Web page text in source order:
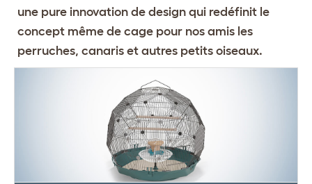
une pure innovation de design qui redéfinit le
concept même de cage pour nos amis les
perruches, canaris et autres petits oiseaux.